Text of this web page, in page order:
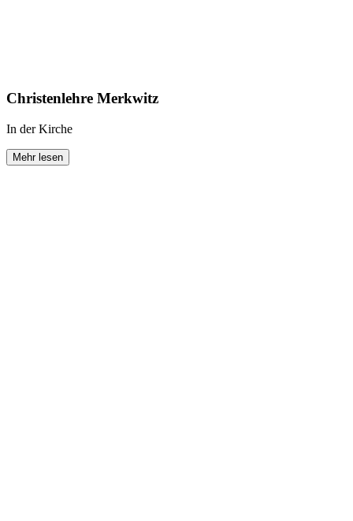
Christenlehre Merkwitz
In der Kirche
Mehr lesen